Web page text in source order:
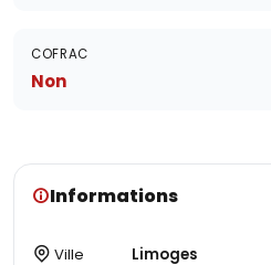
COFRAC
Non
Informations
Ville Limoges